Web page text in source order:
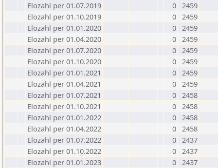
Elozahl per 01.07.2019
0 2459
Elozahl per 01.10.2019
0 2459
Elozahl per 01.01.2020
0 2459
Elozahl per 01.04.2020
0 2459
Elozahl per 01.07.2020
0 2459
Elozahl per 01.10.2020
0 2459
Elozahl per 01.01.2021
0 2459
Elozahl per 01.04.2021
0 2459
Elozahl per 01.07.2021
0 2458
Elozahl per 01.10.2021
0 2458
Elozahl per 01.01.2022
0 2458
Elozahl per 01.04.2022
0 2458
Elozahl per 01.07.2022
0 2437
Elozahl per 01.10.2022
0 2437
Elozahl per 01.01.2023
0 2437